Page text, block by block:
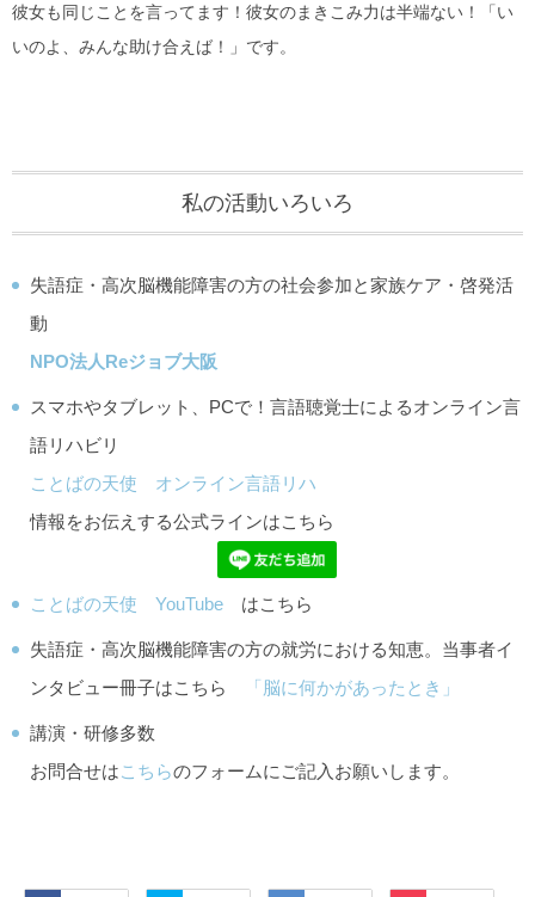
彼女も同じことを言ってます！彼女のまきこみ力は半端ない！「い
いのよ、みんな助け合えば！」です。
私の活動いろいろ
失語症・高次脳機能障害の方の社会参加と家族ケア・啓発活
動
NPO法人Reジョブ大阪
スマホやタブレット、PCで！言語聴覚士によるオンライン言
語リハビリ
ことばの天使 オンライン言語リハ
情報をお伝えする公式ラインはこちら
ことばの天使 YouTube はこちら
失語症・高次脳機能障害の方の就労における知恵。当事者イ
ンタビュー冊子はこちら
「脳に何かがあったとき」
講演・研修多数
お問合せはこちらのフォームにご記入お願いします。